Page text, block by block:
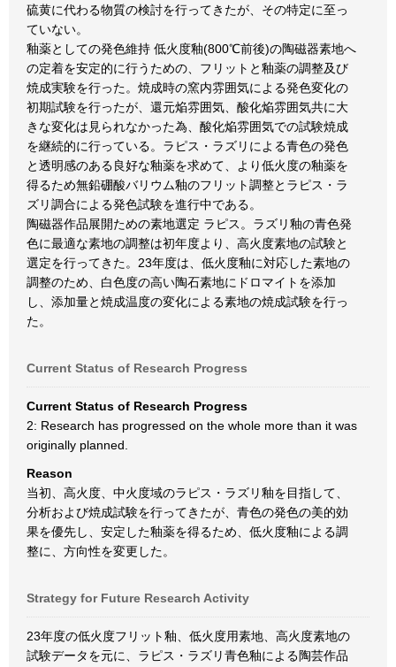
硫黄に代わる物質の検討を行ってきたが、その特定に至っ
ていない。
釉薬としての発色維持 低火度釉(800℃前後)の陶磁器素地へ
の定着を安定的に行うための、フリットと釉薬の調整及び
焼成実験を行った。焼成時の窯内雰囲気による発色変化の
初期試験を行ったが、還元焔雰囲気、酸化焔雰囲気共に大
きな変化は見られなかった為、酸化焔雰囲気での試験焼成
を継続的に行っている。ラピス・ラズリによる青色の発色
と透明感のある良好な釉薬を求めて、より低火度の釉薬を
得るため無鉛硼酸バリウム釉のフリット調整とラピス・ラ
ズリ調合による発色試験を進行中である。
陶磁器作品展開ための素地選定 ラピス。ラズリ釉の青色発
色に最適な素地の調整は初年度より、高火度素地の試験と
選定を行ってきた。23年度は、低火度釉に対応した素地の
調整のため、白色度の高い陶石素地にドロマイトを添加
し、添加量と焼成温度の変化による素地の焼成試験を行っ
た。
Current Status of Research Progress
Current Status of Research Progress
2: Research has progressed on the whole more than it was
originally planned.
Reason
当初、高火度、中火度域のラピス・ラズリ釉を目指して、
分析および焼成試験を行ってきたが、青色の発色の美的効
果を優先し、安定した釉薬を得るため、低火度釉による調
整に、方向性を変更した。
Strategy for Future Research Activity
23年度の低火度フリット釉、低火度用素地、高火度素地の
試験データを元に、ラピス・ラズリ青色釉による陶芸作品